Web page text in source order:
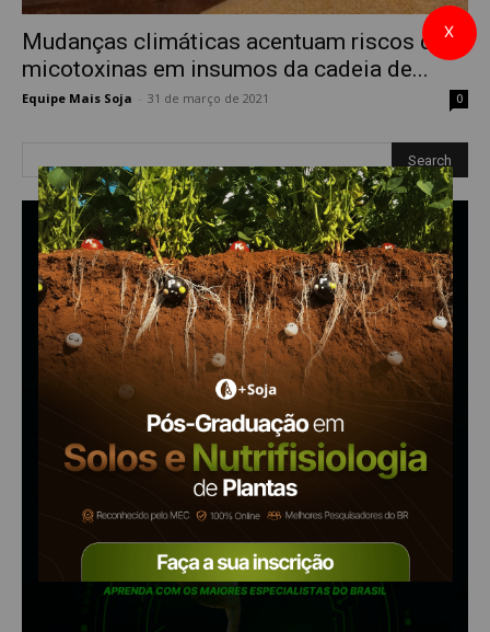
Mudanças climáticas acentuam riscos das
micotoxinas em insumos da cadeia de...
Equipe Mais Soja 31 de março de 2021 0
X